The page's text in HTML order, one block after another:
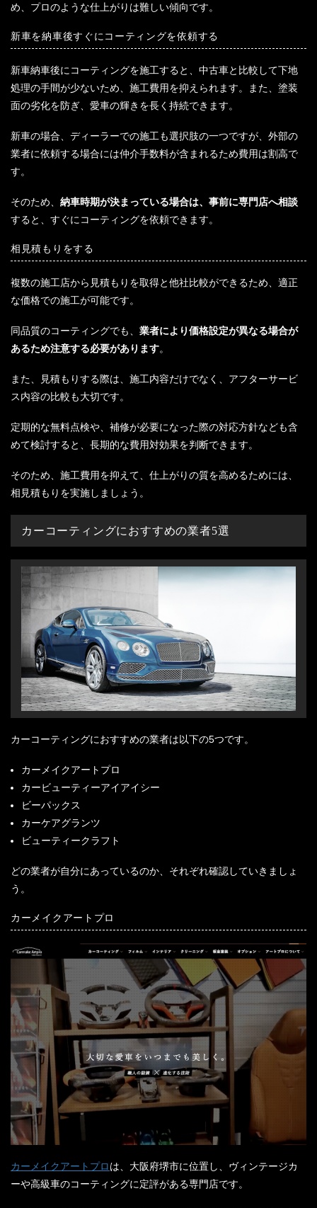
め、プロのような仕上がりは難しい傾向です。
新車を納車後すぐにコーティングを依頼する
新車納車後にコーティングを施工すると、中古車と比較して下地
処理の手間が少ないため、施工費用を抑えられます。また、塗装
面の劣化を防ぎ、愛車の輝きを長く持続できます。
新車の場合、ディーラーでの施工も選択肢の一つですが、外部の
業者に依頼する場合には仲介手数料が含まれるため費用は割高で
す。
そのため、 納車時期が決まっている場合は、事前に専門店へ相談
すると、すぐにコーティングを依頼できます。
相見積もりをする
複数の施工店から見積もりを取得と他社比較ができるため、適正
な価格での施工が可能です。
同品質のコーティングでも、 業者により価格設定が異なる場合が
あるため注意する必要があります。
また、見積もりする際は、施工内容だけでなく、アフターサービ
ス内容の比較も大切です。
定期的な無料点検や、補修が必要になった際の対応方針なども含
めて検討すると、長期的な費用対効果を判断できます。
そのため、施工費用を抑えて、仕上がりの質を高めるためには、
相見積もりを実施しましょう。
カーコーティングにおすすめの業者5選
カーコーティングにおすすめの業者は以下の5つです。
カーメイクアートプロ
カービューティーアイアイシー
ビーパックス
カーケアグランツ
ビューティークラフト
どの業者が自分にあっているのか、それぞれ確認していきましょ
う。
カーメイクアートプロ
カーメイクアートプロは、大阪府堺市に位置し、ヴィンテージカ
ーや高級車のコーティングに定評がある専門店です。